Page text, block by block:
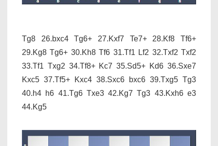
Tg8 26.bxc4 Tg6+ 27.Kxf7 Te7+ 28.Kf8 Tf6+
29.Kg8 Tg6+ 30.Kh8 Tf6 31.Tf1 Lf2 32.Txf2 Txf2
33.Tf1 Txg2 34.Tf8+ Kc7 35.Sd5+ Kd6 36.Sxe7
Kxc5 37.Tf5+ Kxc4 38.Sxc6 bxc6 39.Txg5 Tg3
40.h4 h6 41.Tg6 Txe3 42.Kg7 Tg3 43.Kxh6 e3
44.Kg5